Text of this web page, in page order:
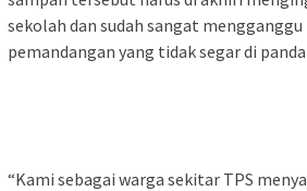
sekolah dan sudah sangat
pemandangan yang tidak segar di
“Kami sebagai warga sekitar TPS